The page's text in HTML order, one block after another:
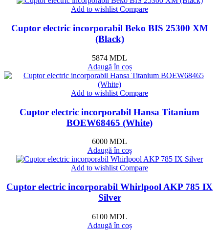
Add to wishlist Compare
Cuptor electric incorporabil Beko BIS 25300 XM
(Black)
5874 MDL
Adaugă în coș
Add to wishlist Compare
Cuptor electric incorporabil Hansa Titanium
BOEW68465 (White)
6000 MDL
Adaugă în coș
Add to wishlist Compare
Cuptor electric incorporabil Whirlpool AKP 785 IX
Silver
6100 MDL
Adaugă în coș